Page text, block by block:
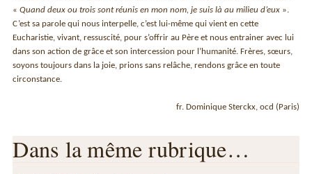
«Quand deux ou trois sont réunis en mon nom, je suis là au milieu d’eux ».
C’est sa parole qui nous interpelle, c’est lui-même qui vient en cette
Eucharistie, vivant, ressuscité, pour s’offrir au Père et nous entrainer avec lui
dans son action de grâce et son intercession pour l’humanité. Frères, sœurs,
soyons toujours dans la joie, prions sans relâche, rendons grâce en toute
circonstance.
fr. Dominique Sterckx, ocd (Paris)
Dans la même rubrique…